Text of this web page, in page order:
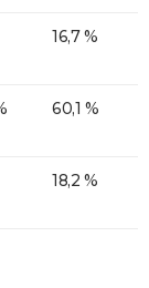
16,7 %
60,1 %
18,2 %